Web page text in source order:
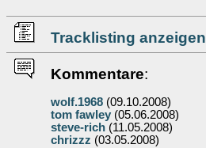
Tracklisting anzeigen
Kommentare:
wolf.1968 (09.10.2008)
tom fawley (05.06.2008)
steve-rich (11.05.2008)
chrizzz (03.05.2008)